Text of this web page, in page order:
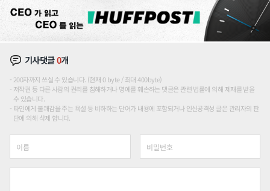
기사댓글0개
200자까지 쓰실 수 있습니다. (현재 0 byte / 최대 400byte)
저작권 등 다른 사람의 권리를 침해하거나 명예를 훼손하는 댓글은 관련 법률에 의해 제재를 받을
수 있습니다.
타인에게 불쾌감을 주는 욕설 등 비하하는 단어가 내용에 포함되거나 인신공격성 글은 관리자의 판
단에 의해 삭제 합니다.